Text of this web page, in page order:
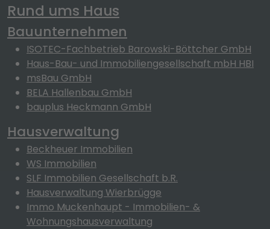
Rund ums Haus
Bauunternehmen
ISOTEC-Fachbetrieb Barowski-Böttcher GmbH
Haus-Bau- und Immobiliengesellschaft mbH HBI
msBau GmbH
BELA Hallenbau GmbH
bauplus Heckmann GmbH
Hausverwaltung
Beckheuer Immobilien
WS Immobilien
SLF Immobilien Gesellschaft b.R.
Hausverwaltung Wierbrügge
Immo Muckenhaupt - Immobilien- &
Wohnungshausverwaltung